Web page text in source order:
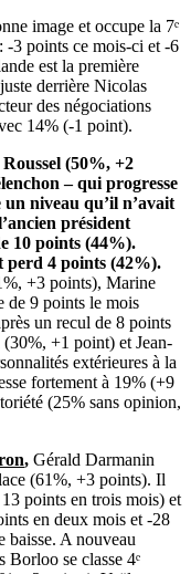
image et occupe la 7ᵉ
-3 points ce mois-ci et -6
est la première
derrière Nicolas
des négociations
14% (-1 point).
(50%, +2
– qui progresse
niveau qu’il n’avait
président
10 points (44%).
perd 4 points (42%).
+3 points), Marine
de 9 points le mois
un recul de 8 points
+1 point) et Jean-
extérieures à la
fortement à 19% (+9
(25% sans opinion,
, Gérald Darmanin
(61%, +3 points). Il
points en trois mois) et
en deux mois et -28
baisse. A nouveau
Borloo se classe 4ᵉ